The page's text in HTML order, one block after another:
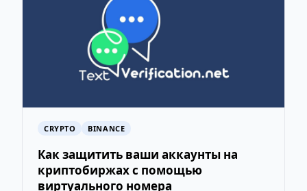
CRYPTO BINANCE
Как защитить ваши аккаунты на
криптобиржах с помощью
виртуального номера